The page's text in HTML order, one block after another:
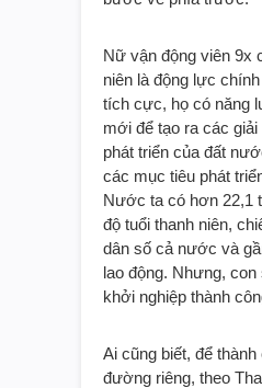
Nữ vận động viên 9x
niên là động lực
tích cực, họ có năng
mới để tạo ra các
phát triển của đất
các mục tiêu phát
Nước ta có hơn 22,1
độ tuổi thanh niên,
dân số cả nước và
lao động. Nhưng,
khởi nghiệp thành
Ai cũng biết, để
đường riêng, theo